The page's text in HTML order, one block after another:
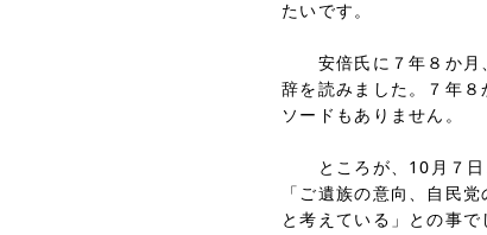
たいです。
安倍氏に７年８か月、
辞を読みました。７年
ソードもありません。
ところが、10月７日
「ご遺族の意向、自民
と考えている」との事で